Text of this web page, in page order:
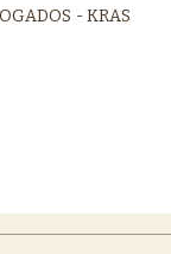
- KRAS